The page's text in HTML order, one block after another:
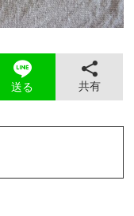
送る 共有